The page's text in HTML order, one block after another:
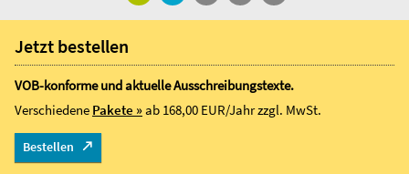
Jetzt bestellen
VOB-konforme und aktuelle Ausschreibungstexte.
Verschiedene Pakete »ab 168,00 EUR/Jahrzzgl. MwSt.
Bestellen